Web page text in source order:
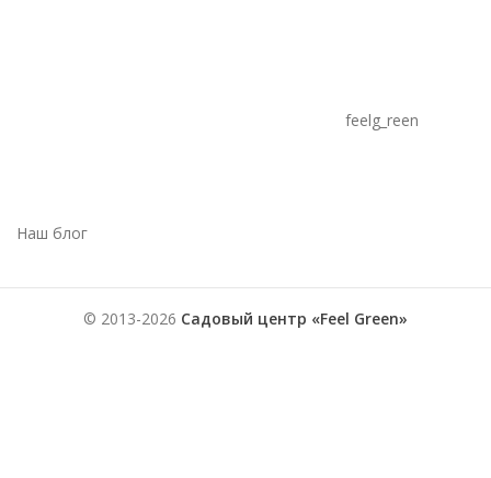
feelg_reen
Наш блог
© 2013-2026 Садовый центр «Feel Green»